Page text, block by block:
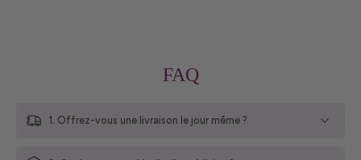
FAQ
1. Offrez-vous une livraison le jour même ?